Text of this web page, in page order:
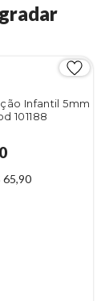
Infantil 5mm
101188
65,90